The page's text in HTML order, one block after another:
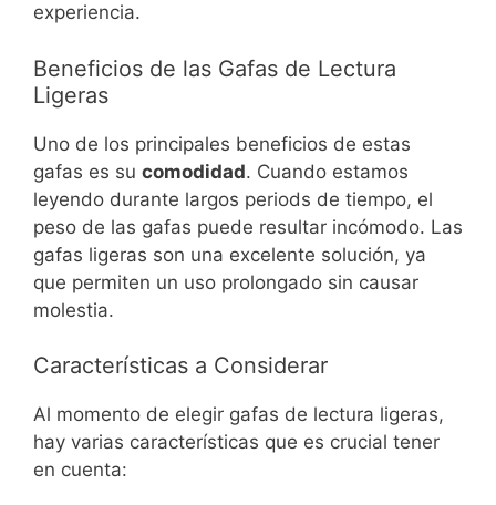
experiencia.
Beneficios de las Gafas de Lectura
Ligeras
Uno de los principales beneficios de estas
gafas es su comodidad. Cuando estamos
leyendo durante largos periods de tiempo, el
peso de las gafas puede resultar incómodo. Las
gafas ligeras son una excelente solución, ya
que permiten un uso prolongado sin causar
molestia.
Características a Considerar
Al momento de elegir gafas de lectura ligeras,
hay varias características que es crucial tener
en cuenta: